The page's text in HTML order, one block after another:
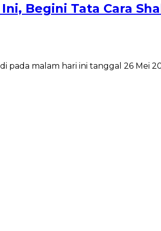
Begini Tata Cara
pada malam hari ini tanggal 26 Mei